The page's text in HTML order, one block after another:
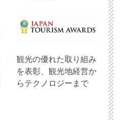
観光の優れた取り組み
を表彰、観光地経営か
らテクノロジーまで